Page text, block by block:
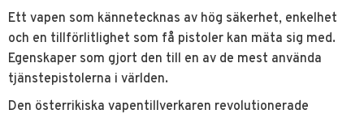
Ett vapen som kännetecknas av hög säkerhet, enkelhet
och en tillförlitlighet som få pistoler kan mäta sig med.
Egenskaper som gjort den till en av de mest använda
tjänstepistolerna i världen.
Den österrikiska vapentillverkaren revolutionerade